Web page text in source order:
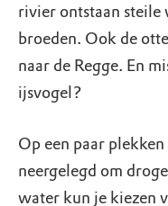
rivier ontstaan
broeden. Ook de
naar de Regge. En
ijsvogel?
Op een paar
neergelegd om
water kun je kiezen